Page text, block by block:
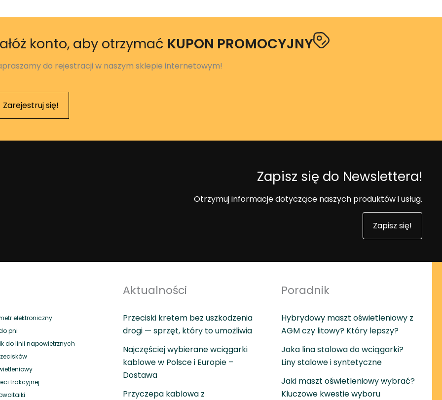
konto, aby otrzymać KUPON PROMOCYJNY
do rejestracji w naszym sklepie internetowym!
Zarejestruj się!
Zapisz się do Newslettera!
Otrzymuj informacje dotyczące naszych produktów i usług.
Zapisz się!
elektroniczny
pni
do linii napowietrznych
trakcyjnej
Aktualności
Przeciski kretem bez uszkodzenia
drogi — sprzęt, który to umożliwia
Najczęściej wybierane wciągarki
kablowe w Polsce i Europie –
Dostawa
Przyczepa kablowa z
Poradnik
Hybrydowy maszt oświetleniowy z
AGM czy litowy? Który lepszy?
Jaka lina stalowa do wciągarki?
Liny stalowe i syntetyczne
Jaki maszt oświetleniowy wybrać?
Kluczowe kwestie wyboru